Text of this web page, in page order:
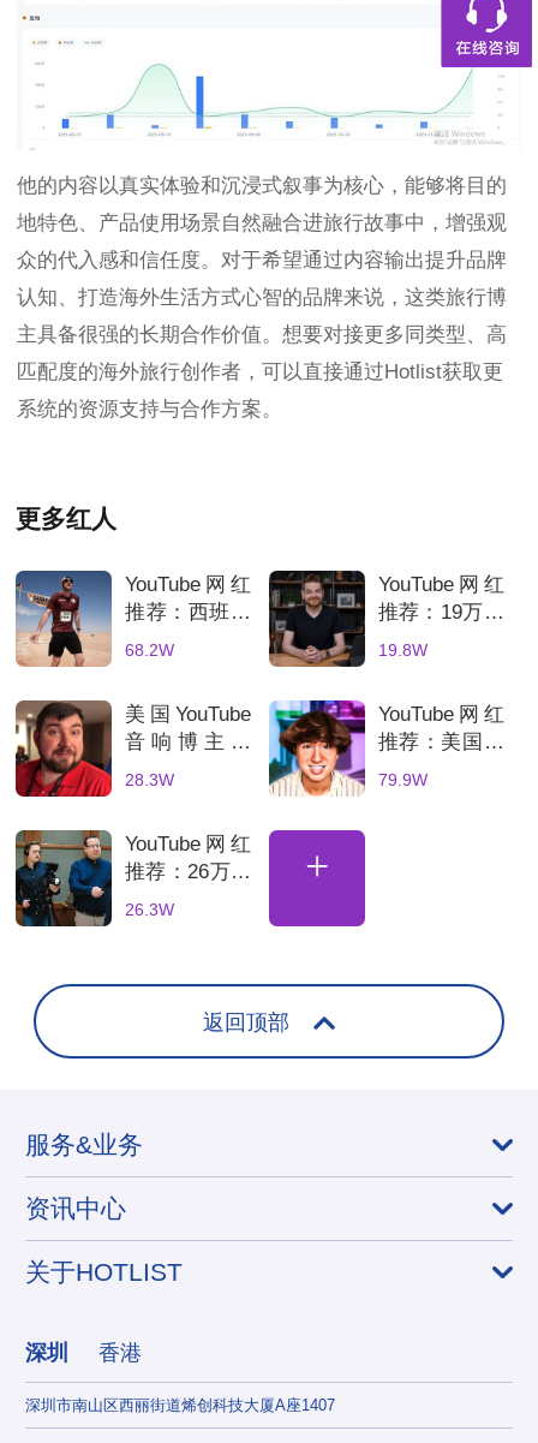
他的内容以真实体验和沉浸式叙事为核心，能够将目的
地特色、产品使用场景自然融合进旅行故事中，增强观
众的代入感和信任度。对于希望通过内容输出提升品牌
认知、打造海外生活方式心智的品牌来说，这类旅行博
主具备很强的长期合作价值。想要对接更多同类型、高
匹配度的海外旅行创作者，可以直接通过Hotlist获取更
系统的资源支持与合作方案。
更多红人
YouTube网红
推荐：西班牙
旅行海外kol
68.2W
YouTube网红
推荐：19万粉
美国3C科技
19.8W
美国YouTube
音响博主推
荐：适合耳机
28.3W
YouTube网红
推荐：美国游
戏科技kol达
79.9W
YouTube网红
推荐：26万粉
德国科技测评
26.3W
+
返回顶部
服务&业务
资讯中心
关于HOTLIST
深圳 香港
深圳市南山区西丽街道烯创科技大厦A座1407